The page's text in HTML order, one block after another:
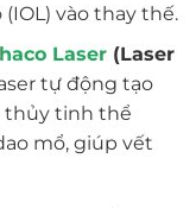
vào thay thế.
Laser(Laser
tự động tạo
thủy tinh thể
mổ, giúp vết